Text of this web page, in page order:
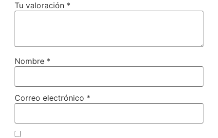
Tu valoración *
Nombre *
Correo electrónico *